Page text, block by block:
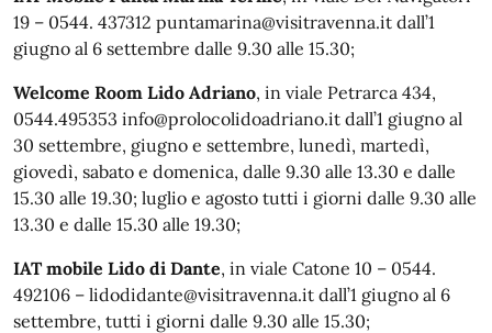
19 – 0544. 437312 puntamarina@visitravenna.it dall’1
giugno al 6 settembre dalle 9.30 alle 15.30;
Welcome Room Lido Adriano, in viale Petrarca 434,
0544.495353 info@prolocolidoadriano.it dall’1 giugno al
30 settembre, giugno e settembre, lunedì, martedì,
giovedì, sabato e domenica, dalle 9.30 alle 13.30 e dalle
15.30 alle 19.30; luglio e agosto tutti i giorni dalle 9.30 alle
13.30 e dalle 15.30 alle 19.30;
IAT mobile Lido di Dante, in viale Catone 10 – 0544.
492106 – lidodidante@visitravenna.it dall’1 giugno al 6
settembre, tutti i giorni dalle 9.30 alle 15.30;